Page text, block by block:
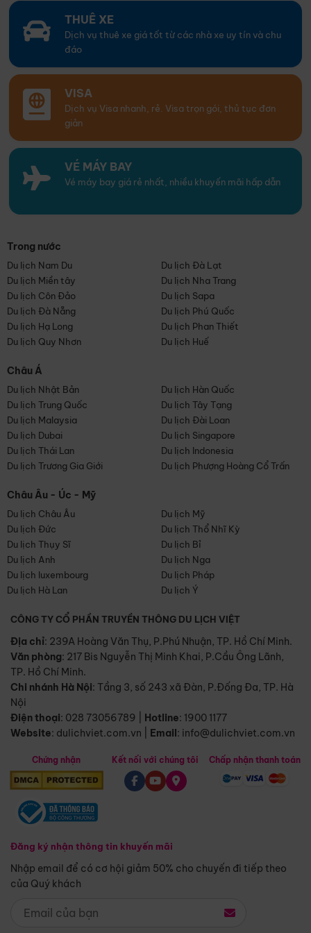
THUÊ XE
Dịch vụ thuê xe giá tốt từ các nhà xe uy tín và chu
đáo
VISA
Dịch vụ Visa nhanh, rẻ. Visa trọn gói, thủ tục đơn
giản
VÉ MÁY BAY
Vé máy bay giá rẻ nhất, nhiều khuyến mãi hấp dẫn
Trong nước
Du lịch Nam Du
Du lịch Đà Lạt
Du lịch Miền tây
Du lịch Nha Trang
Du lịch Côn Đảo
Du lịch Sapa
Du lịch Đà Nẵng
Du lịch Phú Quốc
Du lịch Hạ Long
Du lịch Phan Thiết
Du lịch Quy Nhơn
Du lịch Huế
Châu Á
Du lịch Nhật Bản
Du lịch Hàn Quốc
Du lịch Trung Quốc
Du lịch Tây Tạng
Du lịch Malaysia
Du lịch Đài Loan
Du lịch Dubai
Du lịch Singapore
Du lịch Thái Lan
Du lịch Indonesia
Du lịch Trương Gia Giới
Du lịch Phượng Hoàng Cổ Trấn
Châu Âu - Úc - Mỹ
Du lịch Châu Âu
Du lịch Mỹ
Du lịch Đức
Du lịch Thổ Nhĩ Kỳ
Du lịch Thụy Sĩ
Du lịch Bỉ
Du lịch Anh
Du lịch Nga
Du lịch luxembourg
Du lịch Pháp
Du lịch Hà Lan
Du lịch Ý
CÔNG TY CỔ PHẦN TRUYỀN THÔNG DU LỊCH VIỆT
Địa chỉ: 239A Hoàng Văn Thụ, P.Phú Nhuận, TP. Hồ Chí Minh.
Văn phòng: 217 Bis Nguyễn Thị Minh Khai, P.Cầu Ông Lãnh,
TP. Hồ Chí Minh.
Chi nhánh Hà Nội: Tầng 3, số 243 xã Đàn, P.Đống Đa, TP. Hà
Nội
Điện thoại: 028 73056789 Hotline: 1900 1177
Website: dulichviet.com.vn Email: info@dulichviet.com.vn
Chứng nhận
Đăng ký nhận thông tin khuyến mãi
Nhập email để có cơ hội giảm 50% cho chuyến đi tiếp theo
của Quý khách
Kết nối với chúng tôi Chấp nhận thanh toán